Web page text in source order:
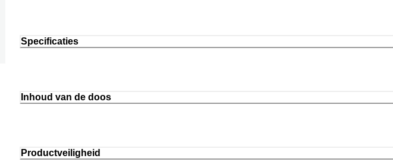
Specificaties
Inhoud van de doos
Productveiligheid